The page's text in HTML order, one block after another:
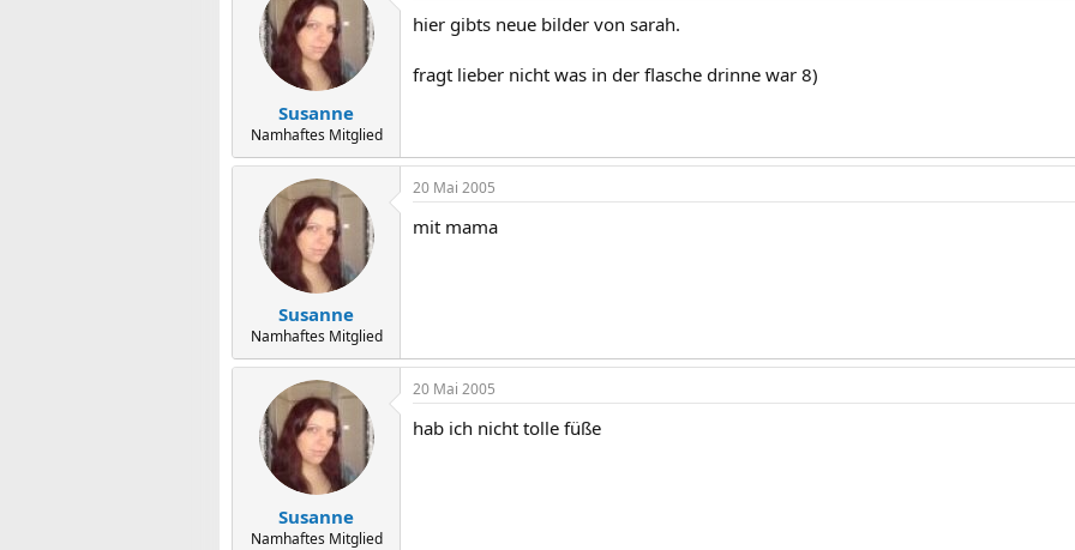
l
t
a
m
Susanne
Namhaftes Mitglied
hier gibts neue bilder von sarah.
fragt lieber nicht was in der flasche drinne war 8)
Susanne
Namhaftes Mitglied
20 Mai 2005
mit mama
Susanne
Namhaftes Mitglied
20 Mai 2005
hab ich nicht tolle füße